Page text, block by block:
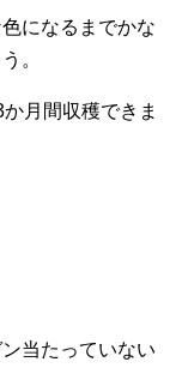
になるまでかな
。
月間収穫できま
当たっていない